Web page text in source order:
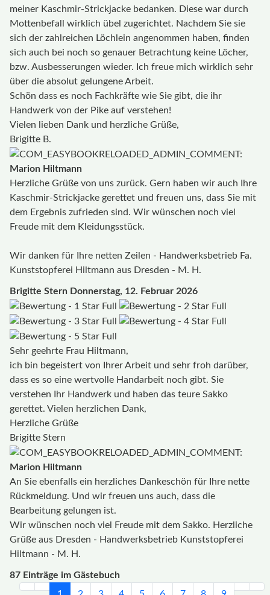
meiner Kaschmir-Strickjacke bedanken. Diese war durch
Mottenbefall wirklich übel zugerichtet. Nachdem Sie sie
sich der zahlreichen Löchlein angenommen haben, finden
sich auch bei noch so genauer Betrachtung keine Löcher,
bzw. Ausbesserungen wieder. Ich freue mich wirklich sehr
über die absolut gelungene Arbeit.
Schön dass es noch Fachkräfte wie Sie gibt, die ihr
Handwerk von der Pike auf verstehen!
Vielen lieben Dank und herzliche Grüße,
Brigitte B.
Marion Hiltmann
Herzliche Grüße von uns zurück. Gern haben wir auch Ihre
Kaschmir-Strickjacke gerettet und freuen uns, dass Sie mit
dem Ergebnis zufrieden sind. Wir wünschen noch viel
Freude mit dem Kleidungsstück.
Wir danken für Ihre netten Zeilen - Handwerksbetrieb Fa.
Kunststopferei Hiltmann aus Dresden - M. H.
Brigitte Stern Donnerstag, 12. Februar 2026
Sehr geehrte Frau Hiltmann,
ich bin begeistert von Ihrer Arbeit und sehr froh darüber,
dass es so eine wertvolle Handarbeit noch gibt. Sie
verstehen Ihr Handwerk und haben das teure Sakko
gerettet. Vielen herzlichen Dank,
Herzliche Grüße
Brigitte Stern
Marion Hiltmann
An Sie ebenfalls ein herzliches Dankeschön für Ihre nette
Rückmeldung. Und wir freuen uns auch, dass die
Bearbeitung gelungen ist.
Wir wünschen noch viel Freude mit dem Sakko. Herzliche
Grüße aus Dresden - Handwerksbetrieb Kunststopferei
Hiltmann - M. H.
87 Einträge im Gästebuch